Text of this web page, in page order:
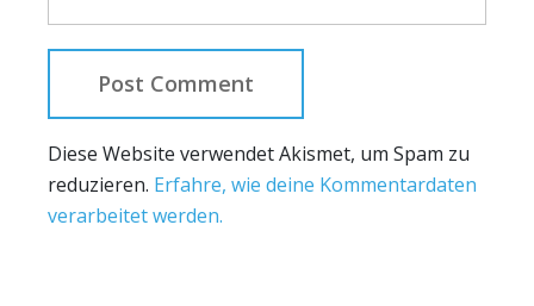
Diese Website verwendet Akismet, um Spam zu
reduzieren. Erfahre, wie deine Kommentardaten
verarbeitet werden.